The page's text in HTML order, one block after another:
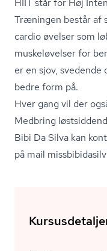
HIIT står for Høj
Træningen består af
cardio øvelser som
muskeløvelser for
er en sjov,
bedre form på.
Hver gang vil der
Medbring
Bibi Da Silva kan
på mail